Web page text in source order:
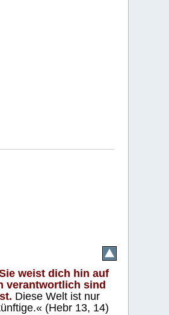
weist dich hin auf
verantwortlich sind
Diese Welt ist nur
(Hebr 13, 14)